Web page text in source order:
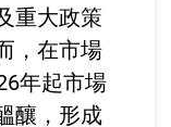
重大政策
，在市場
年起市場
釀，形成